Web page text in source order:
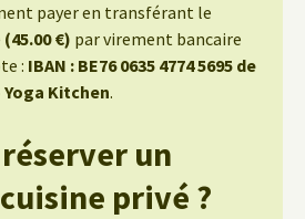
payer en transférant le
(45.00 €) par virement bancaire
: IBAN : BE76 0635 4774 5695 de
Kitchen.
un
privé ?